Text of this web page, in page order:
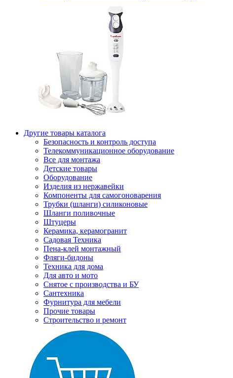
Другие товары каталога
Безопасность и контроль доступа
Телекоммуникационное оборудование
Все для монтажа
Детские товары
Оборудование
Изделия из нержавейки
Компоненты для самогоноварения
Трубки (шланги) силиконовые
Шланги поливочные
Штуцеры
Керамика, керамогранит
Садовая Техника
Пена-клей монтажный
Фляги-бидоны
Техника для дома
Для авто и мото
Снятое с производства и БУ
Сантехника
Фурнитура для мебели
Прочие товары
Строительство и ремонт